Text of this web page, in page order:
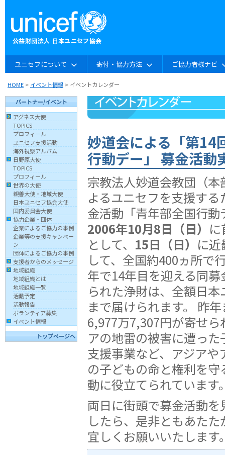
ユニセフについて 寄付・協力方法 ご協力者様ナビ
HOME > イベント情報 > イベントカレンダー
パートナー/イベント
アグネス大使
TOPICS
プロフィール
ユニセフ支援活動
海外視察アルバム
日野原大使
TOPICS
プロフィール
世界の大使
親善大使・地域大使
日本ユニセフ協会大使
国内委員会大使
協力企業・団体
企業によるご協力の事例
企業等の支援キャンペー
ン
団体によるご協力の事例
支援者からのメッセージ
地域組織
地域組織とは
地域組織一覧
活動予定
活動報告
ボランティア募集
イベント情報
トップページへ
妙道会による「第14
行動デー」 募金活動
宗教法人妙道会教団（本
よるユニセフを支援する
金活動「青年部全国行動
2006年10月8日（日）
として、 15日（日） に
して、全国約400ヵ所で
年で14年目を迎える同
られた浄財は、全額日
まで届けられます。 昨
6,977万7,307円が寄せら
アの地雷の被害に遭っ
支援事業など、アジアや
の子どもの命と権利を
動に役立てられています
両日に街頭で募金活動を
したら、是非ともあた
宜しくお願いいたします